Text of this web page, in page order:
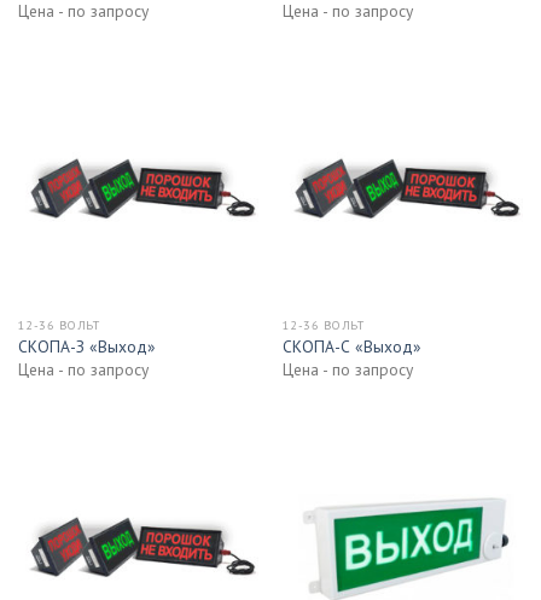
Цена - по запросу
Цена - по запросу
12-36 ВОЛЬТ
СКОПА-З «Выход»
Цена - по запросу
12-36 ВОЛЬТ
СКОПА-С «Выход»
Цена - по запросу